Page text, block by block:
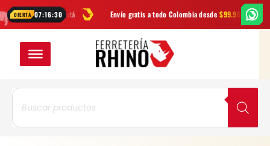
OFERTA 07:16:30
en Bogotá Envío gratis a todo Colombia desde$99.900 Las
al
Búsqueda
productos